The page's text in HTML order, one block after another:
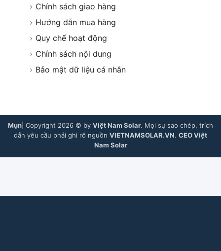
› Chính sách giao hàng
› Hướng dẫn mua hàng
› Quy chế hoạt động
› Chính sách nội dung
› Bảo mật dữ liệu cá nhân
Mụn | Copyright 2026 © by Việt Nam Solar. Mọi sự sao chép, trích
dẫn yêu cầu phải ghi rõ nguồn VIETNAMSOLAR.VN. CEO Việt
Nam Solar